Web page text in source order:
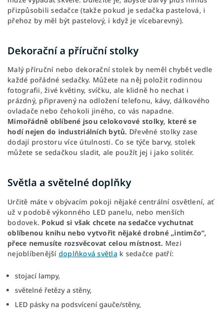
přizpůsobili sedačce (takže pokud je sedačka pastelová, i
přehoz by měl být pastelový, i když je vícebarevný).
Dekorační a příruční stolky
Malý příruční nebo dekorační stolek by neměl chybět vedle
každé pořádné sedačky. Můžete na něj položit rodinnou
fotografii, živé květiny, svíčku, ale klidně ho nechat i
prázdný, připravený na odložení telefonu, kávy, dálkového
ovladače nebo čehokoli jiného, co vás napadne.
Mimořádně oblíbené jsou celokovové stolky, které se
hodí nejen do industriálních bytů. Dřevěné stolky zase
dodají prostoru více útulnosti. Co se týče barvy, stolek
můžete se sedačkou sladit, ale použít jej i jako solitér.
Světla a světelné doplňky
Určitě máte v obývacím pokoji nějaké centrální osvětlení, ať
už v podobě výkonného LED panelu, nebo menších
bodovek. Pokud si však chcete na sedačce vychutnat
oblíbenou knihu nebo vytvořit nějaké drobné „intimčo“,
přece nemusíte rozsvěcovat celou místnost. Mezi
nejoblíbenější doplňková světla k sedačce patří:
stojací lampy,
světelné řetězy a stěny,
LED pásky na podsvícení gauče/stěny,